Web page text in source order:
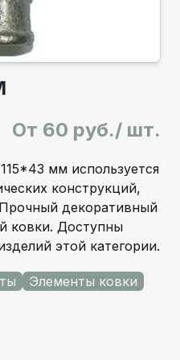
От 60 руб./ шт.
мм используется
конструкций,
декоративный
ковки. Доступны
этой категории.
Элементы ковки